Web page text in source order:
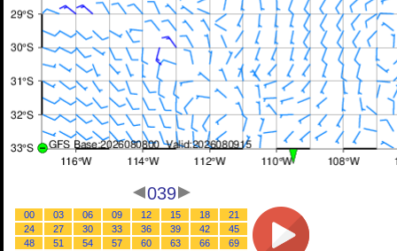
039
00 03 06 09 12 15 18
21
24
27 30 33 36 39 42
45
48
51 54 57 60 63 66
69